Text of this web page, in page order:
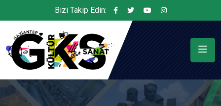
Bizi Takip Edin: